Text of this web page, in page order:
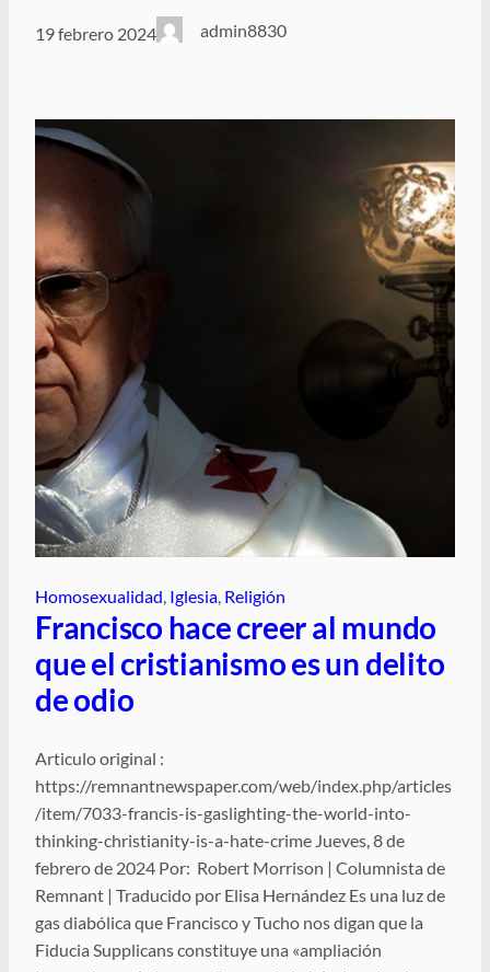
19 febrero 2024 admin8830
Homosexualidad Iglesia Religión
Francisco hace creer al mundo
que el cristianismo es un delito
de odio
Articulo original :
https://remnantnewspaper.com/web/index.php/articles
/item/7033-francis-is-gaslighting-the-world-into-
thinking-christianity-is-a-hate-crime Jueves, 8 de
febrero de 2024 Por: Robert Morrison | Columnista de
Remnant | Traducido por Elisa Hernández Es una luz de
gas diabólica que Francisco y Tucho nos digan que la
Fiducia Supplicans constituye una «ampliación